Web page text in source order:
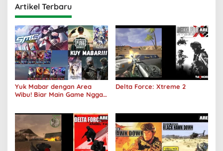
Artikel Terbaru
Yuk Mabar dengan Area
Wibu! Biar Main Game Nggak
Delta Force: Xtreme 2